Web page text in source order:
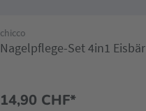
chicco
Nagelpflege-Set 4in1 Eisbär
14,90 CHF*